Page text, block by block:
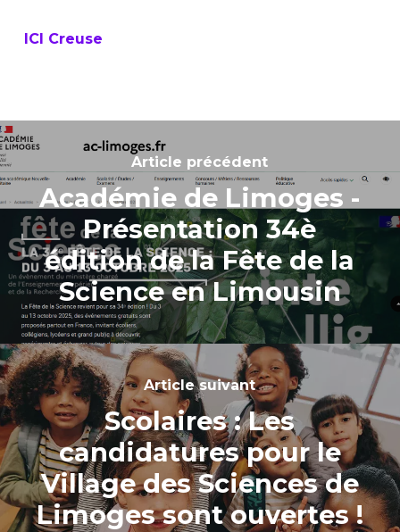
ICI Creuse
Article précédent
Académie de Limoges -
Présentation 34è
édition de la Fête de la
Science en Limousin
Article suivant
Scolaires : Les
candidatures pour le
Village des Sciences de
Limoges sont ouvertes !